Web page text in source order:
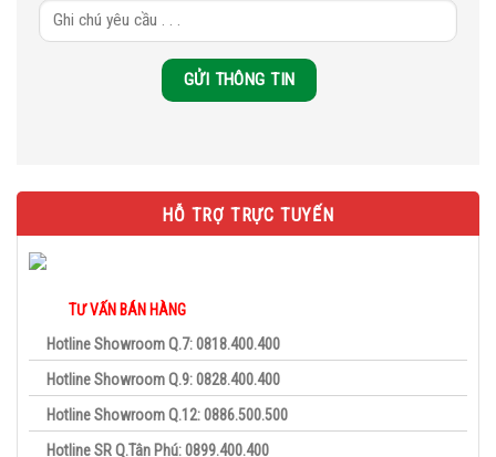
HỖ TRỢ TRỰC TUYẾN
TƯ VẤN BÁN HÀNG
Hotline Showroom Q.7: 0818.400.400
Hotline Showroom Q.9: 0828.400.400
Hotline Showroom Q.12: 0886.500.500
Hotline SR Q.Tân Phú: 0899.400.400